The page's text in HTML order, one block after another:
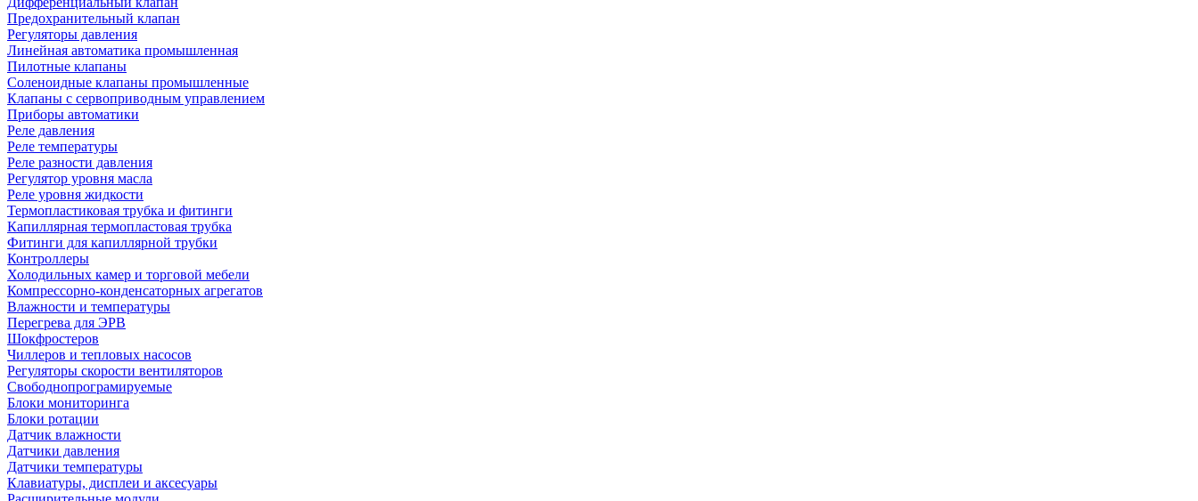
Предохранительный клапан
Регуляторы давления
Линейная автоматика промышленная
Пилотные клапаны
Соленоидные клапаны промышленные
Клапаны с сервоприводным управлением
Приборы автоматики
Реле давления
Реле температуры
Реле разности давления
Регулятор уровня масла
Реле уровня жидкости
Термопластиковая трубка и фитинги
Капиллярная термопластовая трубка
Фитинги для капиллярной трубки
Контроллеры
Холодильных камер и торговой мебели
Компрессорно-конденсаторных агрегатов
Влажности и температуры
Перегрева для ЭРВ
Шокфростеров
Чиллеров и тепловых насосов
Регуляторы скорости вентиляторов
Свободнопрограмируемые
Блоки мониторинга
Блоки ротации
Датчик влажности
Датчики давления
Датчики температуры
Клавиатуры, дисплеи и аксесуары